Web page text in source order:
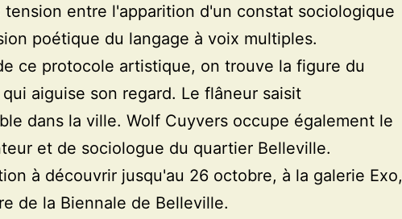
tension entre l'apparition d'un constat sociologique
poétique du langage à voix multiples.
ce protocole artistique, on trouve la figure du
aiguise son regard. Le flâneur saisit
dans la ville. Wolf Cuyvers occupe également le
et de sociologue du quartier Belleville.
à découvrir jusqu'au 26 octobre, à la galerie Exo,
de la Biennale de Belleville.